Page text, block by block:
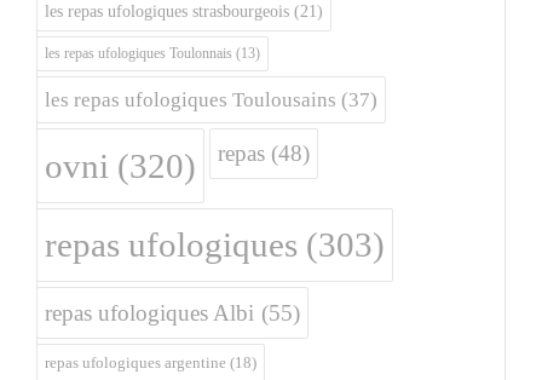
les repas ufologiques strasbourgeois (21)
les repas ufologiques Toulonnais (13)
les repas ufologiques Toulousains (37)
ovni (320) repas (48)
repas ufologiques (303)
repas ufologiques Albi (55)
repas ufologiques argentine (18)